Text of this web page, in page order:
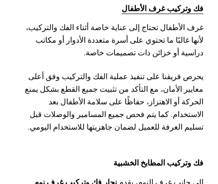
فك وتركيب غرف الأطفال
غرف الأطفال تحتاج إلى عناية خاصة أثناء الفك والتركيب،
لأنها غالبًا ما تحتوي على أسرة متعددة الأدوار أو مكاتب
دراسية أو خزائن ذات تصميمات خاصة.
يحرص فريقنا على تنفيذ عملية الفك والتركيب وفق أعلى
معايير الأمان، مع التأكد من تثبيت جميع القطع بشكل يمنع
الحركة أو الاهتزاز، حفاظًا على سلامة الأطفال بعد
الاستخدام. كما يتم فحص جميع المسامير والوصلات قبل
تسليم الغرفة للعميل لضمان جاهزيتها للاستخدام اليومي.
فك وتركيب المطابخ الخشبية
إلى جانب غرف النوم، يقدم نجار فك وتركيب غرف نوم